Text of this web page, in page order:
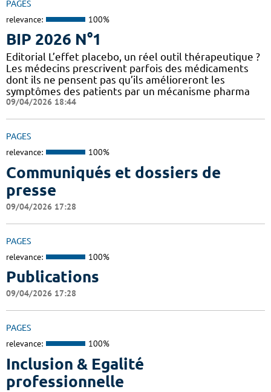
PAGES
relevance: 100%
BIP 2026 N°1
Editorial L’effet placebo, un réel outil thérapeutique ?
Les médecins prescrivent parfois des médicaments
dont ils ne pensent pas qu’ils amélioreront les
symptômes des patients par un mécanisme pharma
09/04/2026 18:44
PAGES
relevance: 100%
Communiqués et dossiers de
presse
09/04/2026 17:28
PAGES
relevance: 100%
Publications
09/04/2026 17:28
PAGES
relevance: 100%
Inclusion & Egalité
professionnelle